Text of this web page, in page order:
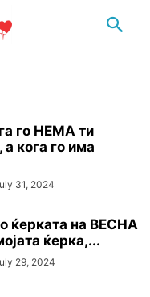
го НЕМА ти
а кога го има
31, 2024
ќерката на ВЕСНА
ќерка,...
29, 2024